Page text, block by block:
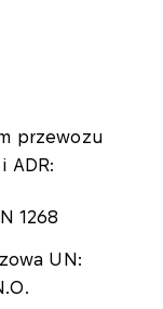
przewozu
ADR:
1268
UN: